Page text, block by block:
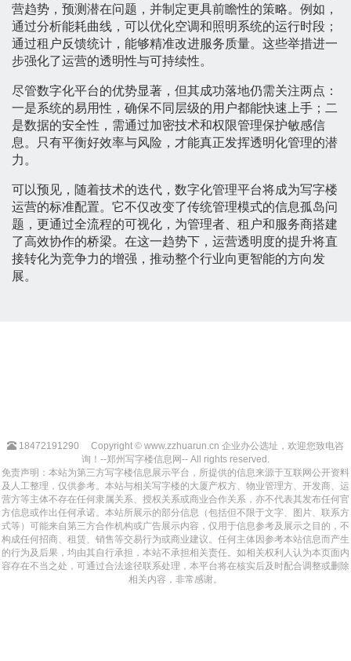
营趋势，预测潜在问题，并制定更具前瞻性的策略。例如，
通过分析能耗曲线，可以优化空调和照明系统的运行时段；
通过租户反馈统计，能够精准改进服务质量。这些举措进一
步强化了运营的透明性与可持续性。
尽管数字化平台的优势显著，但其成功落地仍需关注两点：
一是系统的易用性，确保不同层级的用户都能快速上手；二
是数据的安全性，需通过加密技术和权限管理保护敏感信
息。只有平衡好效率与风险，才能真正发挥透明化管理的潜
力。
可以预见，随着技术的迭代，数字化管理平台将成为写字楼
运营的标准配置。它不仅改变了传统管理模式的信息孤岛问
题，更通过全流程的可视化，为管理者、租户和服务商搭建
了高效协作的桥梁。在这一趋势下，运营透明度的提升将直
接转化为竞争力的增强，推动整个行业向更智能的方向发
展。
18472191290
Copyright © www.zzhuarun.cn 企业办公选址，欢迎您致电咨
询！--郑州写字楼信息网-- All rights reserved.
免责声明：本站为第三方写字楼信息展示平台，所提供的信息来源于互联网公开资料
及人工整理，仅供参考。本站与相关写字楼的大厦产权方、物业管理方、开发商、运
营方等主体不存在任何隶属关系、授权关系或商业合作关系，亦不代表其发布任何官
方信息或作出任何承诺。本站所展示的部分信息（包括但不限于文字、图片、联系方
式等）可能来自第三方合作机构或广告展示内容，仅用于信息参考及展示之目的，不
构成任何招商、租赁、销售等交易行为或商业建议。任何主体因参考本站信息而产生
的行为及后果，均由其自行承担，本站不承担相关责任。如相关权利人认为本页面内
容存在不当之处，可通过合法途径联系处理，本平台将在核实后及时配合调整或删除
相关内容，非常感谢。